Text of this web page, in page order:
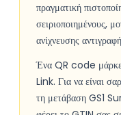
πραγματική
σειριοποιημένους,
ανίχνευσης
Ένα QR code
Link. Για να είναι
τη μετάβαση GS1